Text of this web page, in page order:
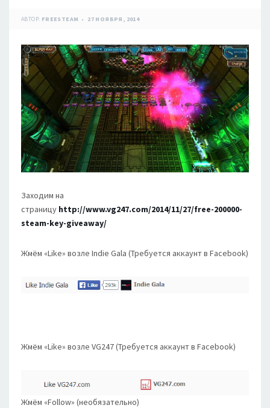
АВТОР: FREESTEAM 27 НОЯБРЯ, 2014
Заходим на
страницу http://www.vg247.com/2014/11/27/free-200000-
steam-key-giveaway/
Жмём «Like» возле Indie Gala (Требуется аккаунт в Facebook)
Жмём «Like» возле VG247 (Требуется аккаунт в Facebook)
Жмём «Follow» (необязательно)